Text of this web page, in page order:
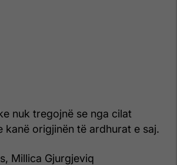
nuk tregojnë se nga cilat
kanë origjinën të ardhurat e saj.
Millica Gjurgjeviq